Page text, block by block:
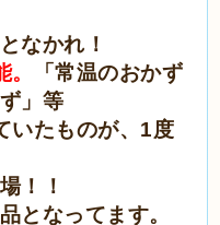
なかれ！
「常温のおかず
」等
いたものが、1度
！！
となってます。